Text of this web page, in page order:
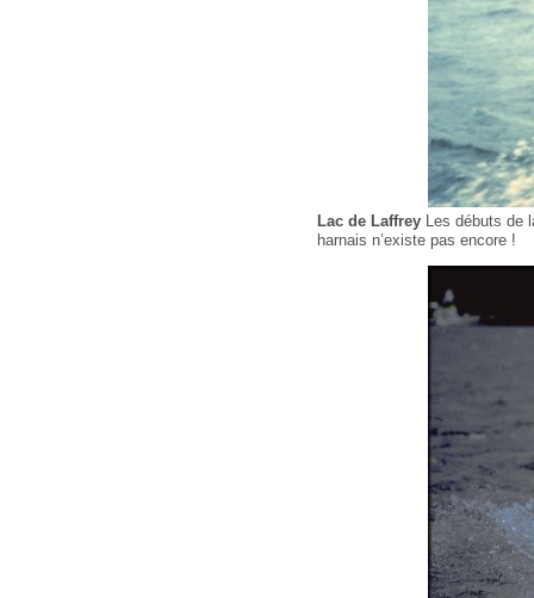
Lac de Laffrey Les débuts de
harnais n’existe pas encore !